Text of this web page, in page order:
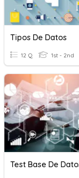
Tipos De Datos
12 Q 1st - 2nd
Test Base De